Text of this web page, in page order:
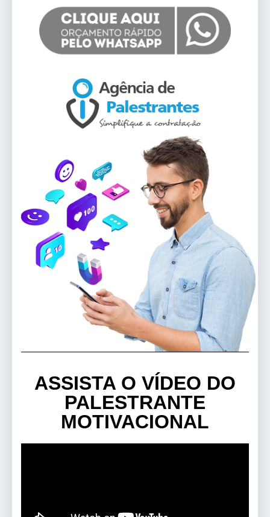
ASSISTA O VÍDEO DO
PALESTRANTE
MOTIVACIONAL